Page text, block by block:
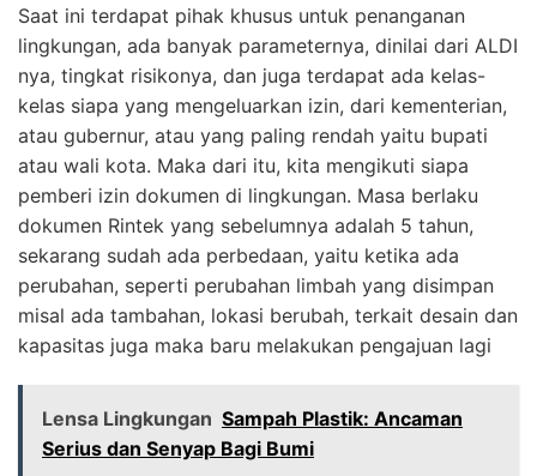
Saat ini terdapat pihak khusus untuk penanganan
lingkungan, ada banyak parameternya, dinilai dari ALDI
nya, tingkat risikonya, dan juga terdapat ada kelas-
kelas siapa yang mengeluarkan izin, dari kementerian,
atau gubernur, atau yang paling rendah yaitu bupati
atau wali kota. Maka dari itu, kita mengikuti siapa
pemberi izin dokumen di lingkungan. Masa berlaku
dokumen Rintek yang sebelumnya adalah 5 tahun,
sekarang sudah ada perbedaan, yaitu ketika ada
perubahan, seperti perubahan limbah yang disimpan
misal ada tambahan, lokasi berubah, terkait desain dan
kapasitas juga maka baru melakukan pengajuan lagi
Lensa Lingkungan Sampah Plastik: Ancaman
Serius dan Senyap Bagi Bumi